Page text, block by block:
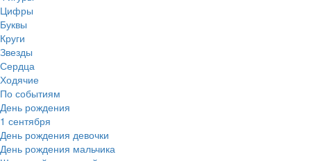
Цифры
Буквы
Круги
Звезды
Сердца
Ходячие
По событиям
День рождения
1 сентября
День рождения девочки
День рождения мальчика